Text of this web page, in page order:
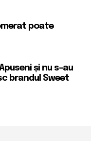
poate
și nu s-au
brandul Sweet